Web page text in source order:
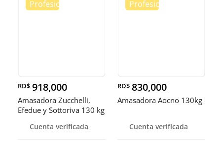
RD$ 918,000
Amasadora Zucchelli,
Efedue y Sottoriva 130 kg
Cuenta verificada
RD$ 830,000
Amasadora Aocno 130kg
Cuenta verificada